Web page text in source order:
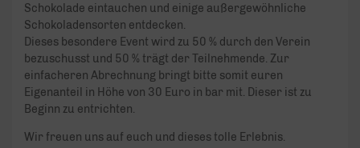
Schokolade eintauchen und einige außergewöhnliche
Schokoladensorten entdecken.
Dieses besondere Event wird zu 50 % durch den Verein
bezuschusst und 50 % trägt der Teilnehmende. Zur
einfacheren Abrechnung bringt bitte somit euren
Eigenanteil in Höhe von 30 Euro in bar mit. Dieser ist zu
Beginn zu entrichten.
Wir freuen uns auf euch und dieses tolle Erlebnis.